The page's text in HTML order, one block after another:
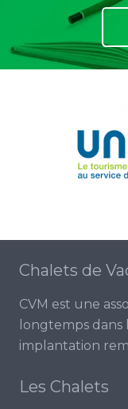
Chalets de
CVM est une
longtemps dans
implantation
Les Chalets